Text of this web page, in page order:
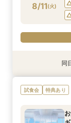
8/11(火)
特典あり
特典あり同
試食会 特典あり